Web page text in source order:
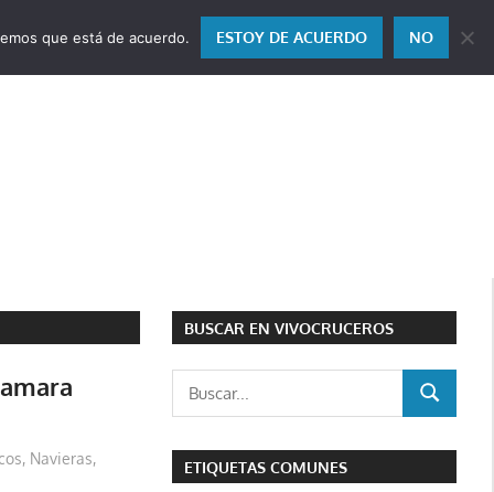
, Navieras,
BUSCAR EN VIVOCRUCEROS
BUSCAR
ETIQUETAS COMUNES
que está de acuerdo. ESTOY DE ACUERDO NO